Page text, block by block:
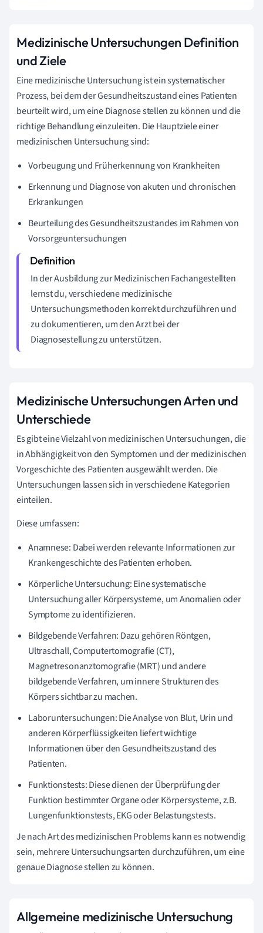
Medizinische Untersuchungen Definition
und Ziele
Eine medizinische Untersuchung ist ein systematischer
Prozess, bei dem der Gesundheitszustand eines Patienten
beurteilt wird, um eine Diagnose stellen zu können und die
richtige Behandlung einzuleiten. Die Hauptziele einer
medizinischen Untersuchung sind:
Vorbeugung und Früherkennung von Krankheiten
Erkennung und Diagnose von akuten und chronischen
Erkrankungen
Beurteilung des Gesundheitszustandes im Rahmen von
Vorsorgeuntersuchungen
In der Ausbildung zur Medizinischen Fachangestellten
lernst du, verschiedene medizinische
Untersuchungsmethoden korrekt durchzuführen und
zu dokumentieren, um den Arzt bei der
Diagnosestellung zu unterstützen.
Medizinische Untersuchungen Arten und
Unterschiede
Es gibt eine Vielzahl von medizinischen Untersuchungen, die
in Abhängigkeit von den Symptomen und der medizinischen
Vorgeschichte des Patienten ausgewählt werden. Die
Untersuchungen lassen sich in verschiedene Kategorien
einteilen.
Diese umfassen:
Anamnese: Dabei werden relevante Informationen zur
Krankengeschichte des Patienten erhoben.
Körperliche Untersuchung: Eine systematische
Untersuchung aller Körpersysteme, um Anomalien oder
Symptome zu identifizieren.
Bildgebende Verfahren: Dazu gehören Röntgen,
Ultraschall, Computertomografie (CT),
Magnetresonanztomografie (MRT) und andere
bildgebende Verfahren, um innere Strukturen des
Körpers sichtbar zu machen.
Laboruntersuchungen: Die Analyse von Blut, Urin und
anderen Körperflüssigkeiten liefert wichtige
Informationen über den Gesundheitszustand des
Patienten.
Funktionstests: Diese dienen der Überprüfung der
Funktion bestimmter Organe oder Körpersysteme, z.B.
Lungenfunktionstests, EKG oder Belastungstests.
Je nach Art des medizinischen Problems kann es notwendig
sein, mehrere Untersuchungsarten durchzuführen, um eine
genaue Diagnose stellen zu können.
Allgemeine medizinische Untersuchung